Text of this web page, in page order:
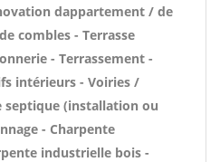
dappartement / de
combles - Terrasse
- Terrassement -
intérieurs - Voiries /
septique (installation ou
- Charpente
industrielle bois -